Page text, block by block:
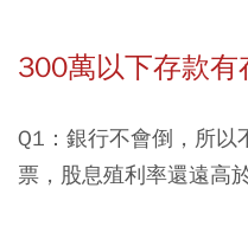
300萬以下存款
Q1：銀行不會倒，所以
票，股息殖利率還遠高